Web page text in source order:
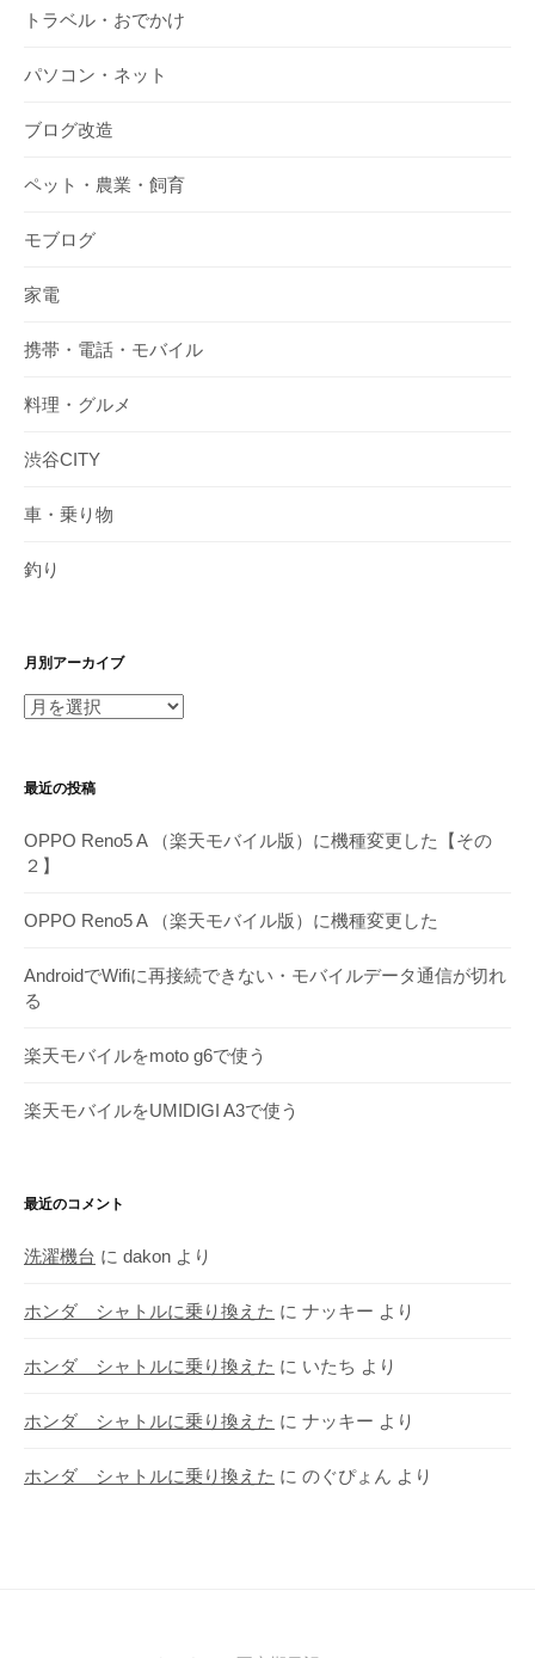
トラベル・おでかけ
パソコン・ネット
ブログ改造
ペット・農業・飼育
モブログ
家電
携帯・電話・モバイル
料理・グルメ
渋谷CITY
車・乗り物
釣り
月別アーカイブ
月
ー
イ
ブ
最近の投稿
OPPO Reno5 A （楽天モバイル版）に機種変更した【その
２】
OPPO Reno5 A （楽天モバイル版）に機種変更した
AndroidでWifiに再接続できない・モバイルデータ通信が切れ
る
楽天モバイルをmoto g6で使う
楽天モバイルをUMIDIGI A3で使う
最近のコメント
洗濯機台 に dakon より
ホンダ シャトルに乗り換えた に ナッキー より
ホンダ シャトルに乗り換えた に いたち より
ホンダ シャトルに乗り換えた に ナッキー より
ホンダ シャトルに乗り換えた に のぐぴょん より